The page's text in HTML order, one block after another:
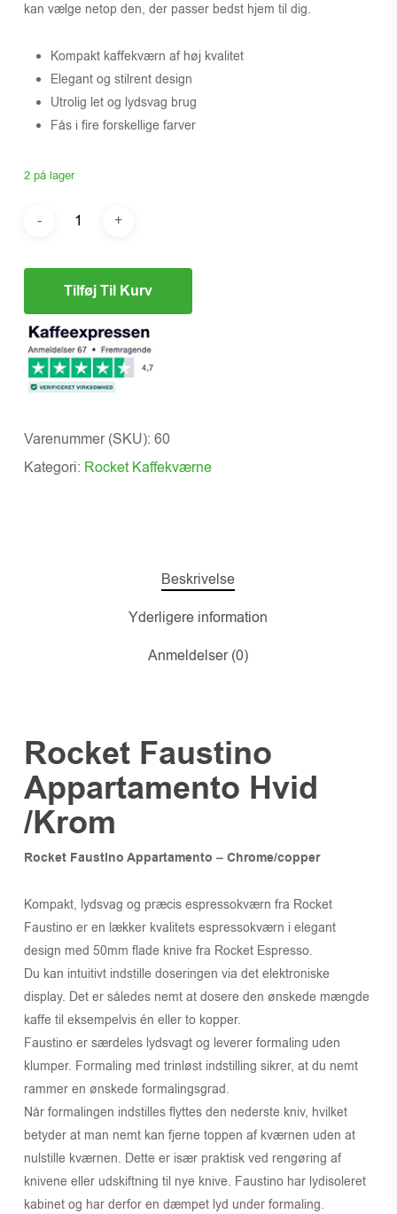
kan vælge netop den, der passer bedst hjem til dig.
Kompakt kaffekværn af høj kvalitet
Elegant og stilrent design
Utrolig let og lydsvag brug
Fås i fire forskellige farver
2 på lager
Tilføj Til Kurv
Varenummer (SKU): 60
Kategori: Rocket Kaffekværne
Beskrivelse
Yderligere information
Anmeldelser (0)
Rocket Faustino
Appartamento Hvid
/Krom
Rocket Faustino Appartamento – Chrome/copper
Kompakt, lydsvag og præcis espressokværn fra Rocket
Faustino er en lækker kvalitets espressokværn i elegant
design med 50mm flade knive fra Rocket Espresso.
Du kan intuitivt indstille doseringen via det elektroniske
display. Det er således nemt at dosere den ønskede mængde
kaffe til eksempelvis én eller to kopper.
Faustino er særdeles lydsvagt og leverer formaling uden
klumper. Formaling med trinløst indstilling sikrer, at du nemt
rammer en ønskede formalingsgrad.
Når formalingen indstilles flyttes den nederste kniv, hvilket
betyder at man nemt kan fjerne toppen af kværnen uden at
nulstille kværnen. Dette er især praktisk ved rengøring af
knivene eller udskiftning til nye knive. Faustino har lydisoleret
kabinet og har derfor en dæmpet lyd under formaling.